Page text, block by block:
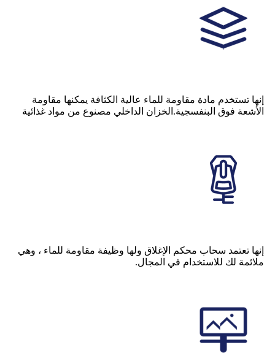
إنها تستخدم مادة مقاومة للماء عالية الكثافة يمكنها مقاومة
الأشعة فوق البنفسجية.الخزان الداخلي مصنوع من مواد غذائية
إنها تعتمد سحاب محكم الإغلاق ولها وظيفة مقاومة للماء ، وهي
ملائمة لك للاستخدام في المجال.